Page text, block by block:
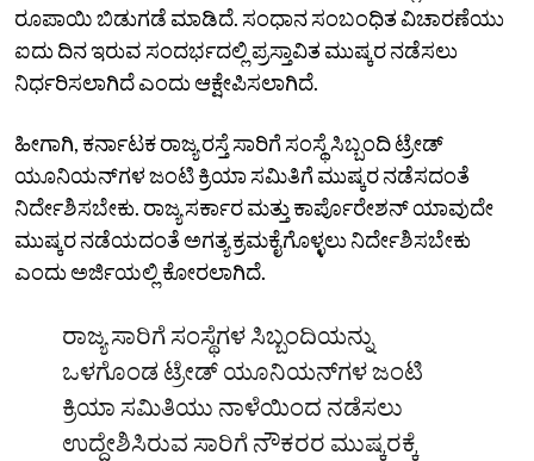
ರೂಪಾಯಿ ಬಿಡುಗಡೆ ಮಾಡಿದೆ. ಸಂಧಾನ ಸಂಬಂಧಿತ ವಿಚಾರಣೆಯು
ಐದು ದಿನ ಇರುವ ಸಂದರ್ಭದಲ್ಲಿ ಪ್ರಸ್ತಾವಿತ ಮುಷ್ಕರ ನಡೆಸಲು
ನಿರ್ಧರಿಸಲಾಗಿದೆ ಎಂದು ಆಕ್ಷೇಪಿಸಲಾಗಿದೆ.
ಹೀಗಾಗಿ, ಕರ್ನಾಟಕ ರಾಜ್ಯ ರಸ್ತೆ ಸಾರಿಗೆ ಸಂಸ್ಥೆ ಸಿಬ್ಬಂದಿ ಟ್ರೇಡ್‌
ಯೂನಿಯನ್‌ಗಳ ಜಂಟಿ ಕ್ರಿಯಾ ಸಮಿತಿಗೆ ಮುಷ್ಕರ ನಡೆಸದಂತೆ
ನಿರ್ದೇಶಿಸಬೇಕು. ರಾಜ್ಯ ಸರ್ಕಾರ ಮತ್ತು ಕಾರ್ಪೊರೇಶನ್‌ ಯಾವುದೇ
ಮುಷ್ಕರ ನಡೆಯದಂತೆ ಅಗತ್ಯ ಕ್ರಮಕೈಗೊಳ್ಳಲು ನಿರ್ದೇಶಿಸಬೇಕು
ಎಂದು ಅರ್ಜಿಯಲ್ಲಿ ಕೋರಲಾಗಿದೆ.
ರಾಜ್ಯ ಸಾರಿಗೆ ಸಂಸ್ಥೆಗಳ ಸಿಬ್ಬಂದಿಯನ್ನು
ಒಳಗೊಂಡ ಟ್ರೇಡ್‌ ಯೂನಿಯನ್‌ಗಳ ಜಂಟಿ
ಕ್ರಿಯಾ ಸಮಿತಿಯು ನಾಳೆಯಿಂದ ನಡೆಸಲು
ಉದ್ದೇಶಿಸಿರುವ ಸಾರಿಗೆ ನೌಕರರ ಮುಷ್ಕರಕ್ಕೆ